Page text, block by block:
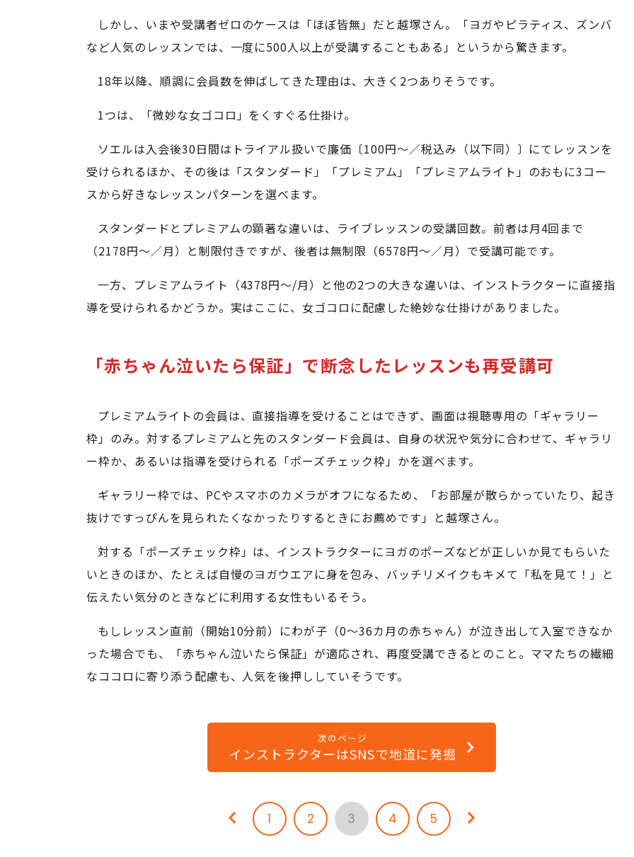
しかし、いまや受講者ゼロのケースは「ほぼ皆無」だと越塚さん。「ヨガやピラティス、ズンバ
など人気のレッスンでは、一度に500人以上が受講することもある」というから驚きます。
18年以降、順調に会員数を伸ばしてきた理由は、大きく2つありそうです。
1つは、「微妙な女ゴコロ」をくすぐる仕掛け。
ソエルは入会後30日間はトライアル扱いで廉価〔100円～／税込み（以下同）〕にてレッスンを
受けられるほか、その後は「スタンダード」「プレミアム」「プレミアムライト」のおもに3コー
スから好きなレッスンパターンを選べます。
スタンダードとプレミアムの顕著な違いは、ライブレッスンの受講回数。前者は月4回まで
（2178円～／月）と制限付きですが、後者は無制限（6578円～／月）で受講可能です。
一方、プレミアムライト（4378円～/月）と他の2つの大きな違いは、インストラクターに直接指
導を受けられるかどうか。実はここに、女ゴコロに配慮した絶妙な仕掛けがありました。
「赤ちゃん泣いたら保証」で断念したレッスンも再受講可
プレミアムライトの会員は、直接指導を受けることはできず、画面は視聴専用の「ギャラリー
枠」のみ。対するプレミアムと先のスタンダード会員は、自身の状況や気分に合わせて、ギャラリ
ー枠か、あるいは指導を受けられる「ポーズチェック枠」かを選べます。
ギャラリー枠では、PCやスマホのカメラがオフになるため、「お部屋が散らかっていたり、起き
抜けですっぴんを見られたくなかったりするときにお薦めです」と越塚さん。
対する「ポーズチェック枠」は、インストラクターにヨガのポーズなどが正しいか見てもらいた
いときのほか、たとえば自慢のヨガウエアに身を包み、バッチリメイクもキメて「私を見て！」と
伝えたい気分のときなどに利用する女性もいるそう。
もしレッスン直前（開始10分前）にわが子（0～36カ月の赤ちゃん）が泣き出して入室できなか
った場合でも、「赤ちゃん泣いたら保証」が適応され、再度受講できるとのこと。ママたちの繊細
なココロに寄り添う配慮も、人気を後押ししていそうです。
次のページ
インストラクターはSNSで地道に発掘
1 2 3 4 5